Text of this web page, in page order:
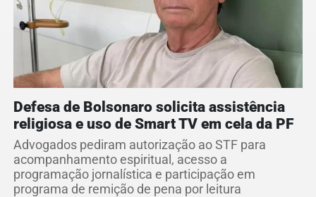
Defesa de Bolsonaro solicita assistência
religiosa e uso de Smart TV em cela da PF
Advogados pediram autorização ao STF para
acompanhamento espiritual, acesso a
programação jornalística e participação em
programa de remição de pena por leitura